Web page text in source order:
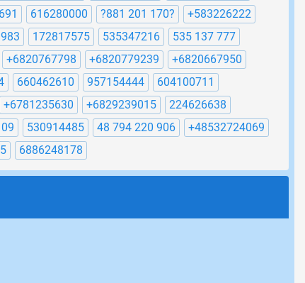
616280000 ?881 201 170?
+583226222
172817575 535347216
535 137 777
+6820767798 +6820779239
+6820667950
660462610 957154444
604100711
+6781235630 +6829239015
224626638
530914485 48 794 220 906
+48532724069
6886248178